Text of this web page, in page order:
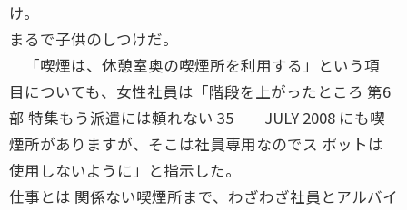
け。
まるで子供のしつけだ。
「喫煙は、休憩室奥の喫煙所を利用する」という項
目についても、女性社員は「階段を上がったところ 第6
部 特集もう派遣には頼れない 35 JULY 2008 にも喫
煙所がありますが、そこは社員専用なのでス ポットは
使用しないように」と指示した。
仕事とは 関係ない喫煙所まで、わざわざ社員とアルバイ